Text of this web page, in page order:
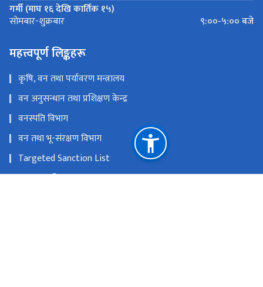
गर्मी (माघ १६ देखि कार्तिक १५)
सोमबार-शुक्रबार ९:००-५:०० बजे
महत्त्वपूर्ण लिङ्कहरू
कृषि, वन तथा पर्यावरण मन्त्रालय
वन अनुसन्धान तथा प्रशिक्षण केन्द्र
वनस्पति विभाग
वन तथा भू-संरक्षण विभाग
Targeted Sanction List
वातावरण विभाग